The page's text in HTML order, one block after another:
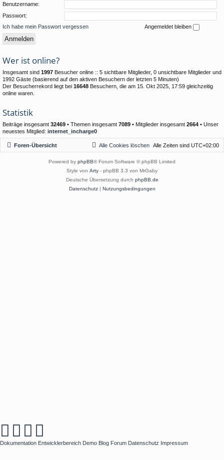
Benutzername:
Passwort:
Ich habe mein Passwort vergessen
Angemeldet bleiben
Wer ist online?
Insgesamt sind 1997 Besucher online :: 5 sichtbare Mitglieder, 0 unsichtbare Mitglieder und
1992 Gäste (basierend auf den aktiven Besuchern der letzten 5 Minuten)
Der Besucherrekord liegt bei 16648 Besuchern, die am 15. Okt 2025, 17:59 gleichzeitig
online waren.
Statistik
Beiträge insgesamt 32469 • Themen insgesamt 7089 • Mitglieder insgesamt 2664 • Unser
neuestes Mitglied: internet_incharge0
Foren-Übersicht Alle Zeiten sind UTC+02:00
Alle Cookies löschen
Powered by phpBB® Forum Software © phpBB Limited
Style von Arty - phpBB 3.3 von MrGaby
Deutsche Übersetzung durch phpBB.de
Datenschutz| Nutzungsbedingungen
Dokumentation Entwicklerbereich Demo Blog Forum Datenschutz Impressum